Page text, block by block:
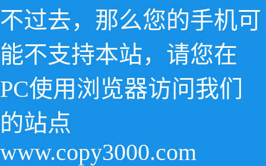
不过去，那么您的手机可
能不支持本站，请您在
PC使用浏览器访问我们
的站点
www.copy3000.com